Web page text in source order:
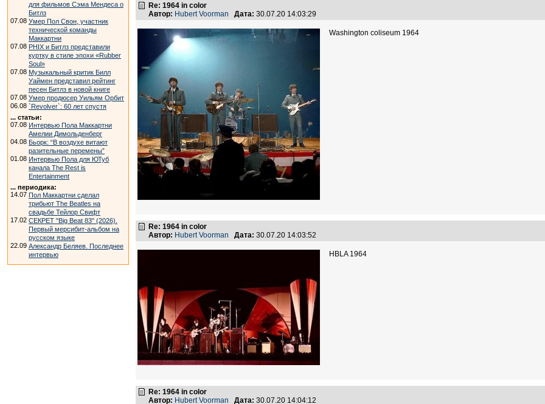
для фильмов Сэма Мендеса о
Битлз
07.08 Умер Пол Свон, участник
технической команды
Маккартни
07.08 PHIX и Битлз представили
куртку в стиле эпохи «Rubber
Soul»
07.08 Музыкальный критик Билл
Уаймен представил рейтинг
песен Битлз в новой книге
07.08 Умер продюсер Уильям Орбит
06.08 `Revolver`: 60 лет спустя
... статьи:
07.08 Интервью Пола Маккартни
Амелии Димольденберг
04.08 Бьорк: “В воздухе витают
разительные перемены”
01.08 Интервью Пола для ЮТуб
канала The Rest is
Entertainment
... периодика:
14.07 Пол Маккартни сделал
трибьют The Beatles на
свадьбе Тейлор Свифт
17.02 СЕКРЕТ "Big Beat 83" (2026).
Первый мерсибит-альбом на
русском языке
22.09 Александр Беляев. Последнее
интервью
Re: 1964 in color
Автор: Hubert Voorman Дата: 30.07.20 14:03:29
Washington coliseum 1964
Re: 1964 in color
Автор: Hubert Voorman Дата: 30.07.20 14:03:52
HBLA 1964
Re: 1964 in color
Автор: Hubert Voorman Дата: 30.07.20 14:04:12